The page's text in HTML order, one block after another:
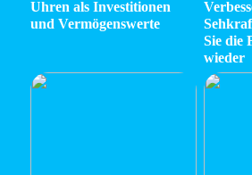
Uhren als Investitionen
und Vermögenswerte
Sie die
wieder